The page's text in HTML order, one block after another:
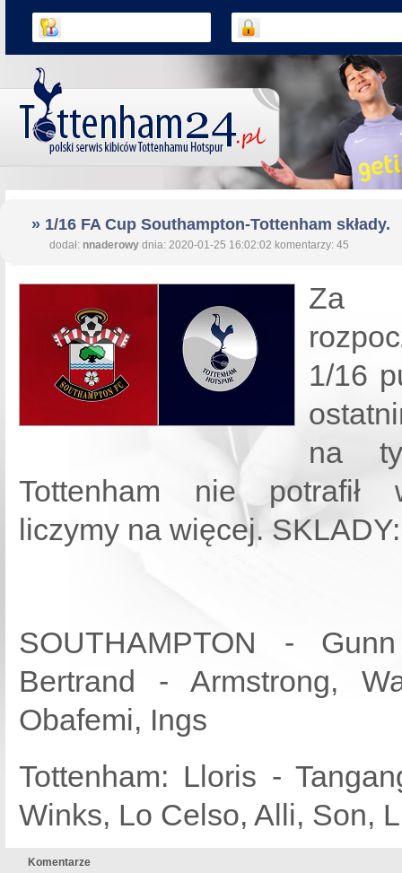
» 1/16 FA Cup Southampton-Tottenham składy.
dodał: nnaderowy dnia: 2020-01-25 16:02:02 komentarzy: 45
Za
1/16
na
Tottenham nie potrafił
liczymy na więcej. SKLADY:
SOUTHAMPTON -
Bertrand - Armstrong,
Obafemi, Ings
Tottenham: Lloris -
Winks, Lo Celso, Alli, Son,
Komentarze